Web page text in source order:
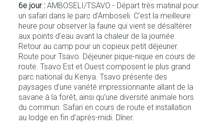
6e jour : AMBOSELI/TSAVO - Départ très matinal pour
un safari dans le parc d’Amboseli. C’est la meilleure
heure pour observer la faune qui vient se désaltérer
aux points d’eau avant la chaleur de la journée.
Retour au camp pour un copieux petit déjeuner.
Route pour Tsavo. Déjeuner pique-nique en cours de
route. Tsavo Est et Ouest composent le plus grand
parc national du Kenya. Tsavo présente des
paysages d’une variété impressionnante allant de la
savane à la forêt, ainsi qu’une diversité animale hors
du commun. Safari en cours de route et installation
au lodge en fin d’après-midi. Dîner.